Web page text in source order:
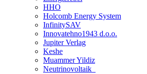
HHO
Holcomb Energy System
InfinitySAV
Innovatehno1943 d.o.o.
Jupiter Verlag
Keshe
Muammer Yildiz
Neutrinovoltaik